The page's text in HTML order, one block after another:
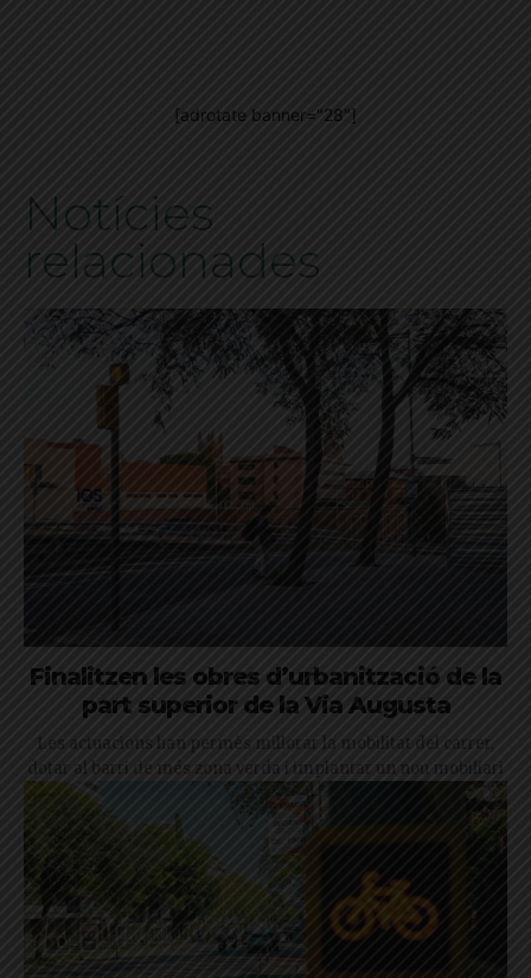
[adrotate banner="28"]
Notícies
relacionades
Finalitzen les obres d’urbanització de la
part superior de la Via Augusta
Les actuacions han permès millorar la mobilitat del carrer,
dotar al barri de més zona verda i implantar un nou mobiliari